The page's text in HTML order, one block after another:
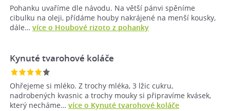
Pohanku uvaříme dle návodu. Na větší pánvi spěníme
cibulku na oleji, přídáme houby nakrájené na menší kousky,
dále… více o Houbové rizoto z pohanky
Kynuté tvarohové koláče
Ohřejeme si mléko. Z trochy mléka, 3 lžic cukru,
nadrobených kvasnic a trochy mouky si připravíme kvásek,
který necháme… více o Kynuté tvarohové koláče